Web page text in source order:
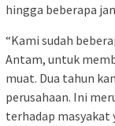
hingga beberapa
“Kami sudah
Antam, untuk
muat. Dua tahun
perusahaan. Ini
terhadap masyakat